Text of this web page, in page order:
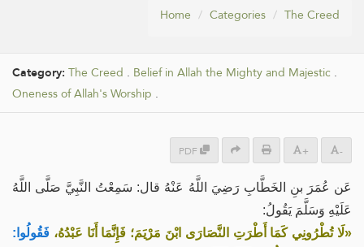
Home Categories The Creed
Category: The Creed . Belief in Allah the Mighty and Majestic .
Oneness of Allah's Worship .
PDF + -
عَن عُمَرَ بنِ الخَطَّابِ رَضِيَ اللَّهُ عَنْهُ قال: سَمِعْتُ النَّبِيَّ صَلَّى اللَّهُ
عَلَيْهِ وَسَلَّمَ يَقُولُ:
«لَا تُطْرُونِي كَمَا أَطْرَتِ النَّصَارَى ابْنَ مَرْيَمَ؛ فَإِنَّمَا أَنَا عَبْدُهُ، فَقُولُوا: